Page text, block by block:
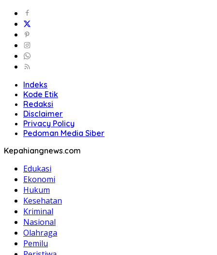
Indeks
Kode Etik
Redaksi
Disclaimer
Privacy Policy
Pedoman Media Siber
Kepahiangnews.com
Edukasi
Ekonomi
Hukum
Kesehatan
Kriminal
Nasional
Olahraga
Pemilu